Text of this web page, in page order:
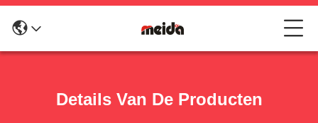
Details Van De Producten